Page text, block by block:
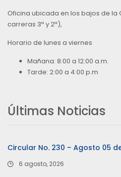
Oficina ubicada en los bajos de la
carreras 3ª y 2ª),
Horario de lunes a viernes
Mañana: 8:00 a 12:00 a.m.
Tarde: 2:00 a 4:00 p.m
Últimas Noticias
Circular No. 230 – Agosto 05
6 agosto, 2026